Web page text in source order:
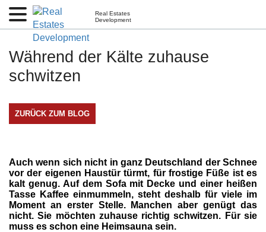
Real Estates
Development
Während der Kälte zuhause
schwitzen
ZURÜCK ZUM BLOG
Auch wenn sich nicht in ganz Deutschland der Schnee
vor der eigenen Haustür türmt, für frostige Füße ist es
kalt genug. Auf dem Sofa mit Decke und einer heißen
Tasse Kaffee einmummeln, steht deshalb für viele im
Moment an erster Stelle. Manchen aber genügt das
nicht. Sie möchten zuhause richtig schwitzen. Für sie
muss es schon eine Heimsauna sein.